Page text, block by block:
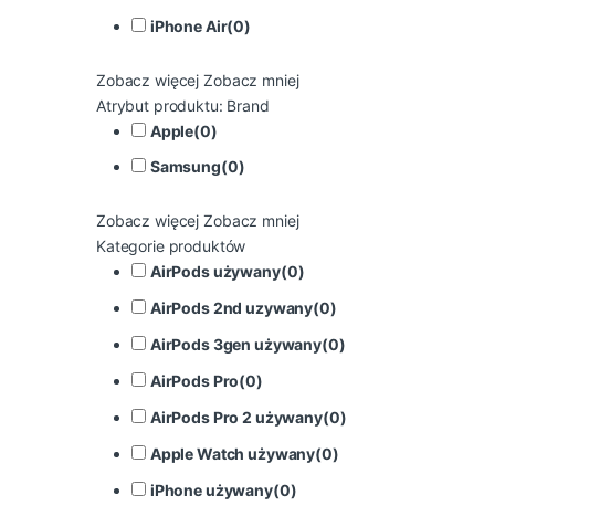
iPhone Air(0)
Zobacz więcej Zobacz mniej
Atrybut produktu: Brand
Apple(0)
Samsung(0)
Zobacz więcej Zobacz mniej
Kategorie produktów
AirPods używany(0)
AirPods 2nd uzywany(0)
AirPods 3gen używany(0)
AirPods Pro(0)
AirPods Pro 2 używany(0)
Apple Watch używany(0)
iPhone używany(0)